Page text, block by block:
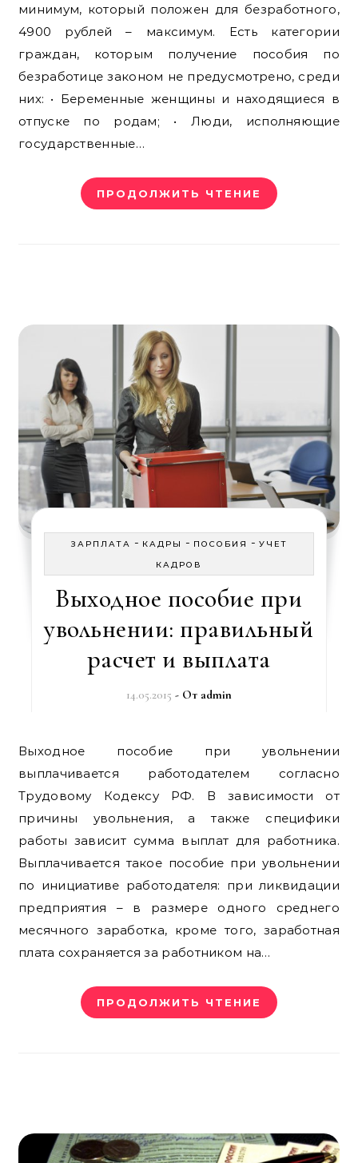
минимум, который положен для безработного,
4900 рублей – максимум. Есть категории
граждан, которым получение пособия по
безработице законом не предусмотрено, среди
них: • Беременные женщины и находящиеся в
отпуске по родам; • Люди, исполняющие
государственные…
ПРОДОЛЖИТЬ ЧТЕНИЕ
ЗАРПЛАТА - КАДРЫ - ПОСОБИЯ - УЧЕТ
КАДРОВ
Выходное пособие при
увольнении: правильный
расчет и выплата
14.05.2015 - От admin
Выходное пособие при увольнении
выплачивается работодателем согласно
Трудовому Кодексу РФ. В зависимости от
причины увольнения, а также специфики
работы зависит сумма выплат для работника.
Выплачивается такое пособие при увольнении
по инициативе работодателя: при ликвидации
предприятия – в размере одного среднего
месячного заработка, кроме того, заработная
плата сохраняется за работником на…
ПРОДОЛЖИТЬ ЧТЕНИЕ